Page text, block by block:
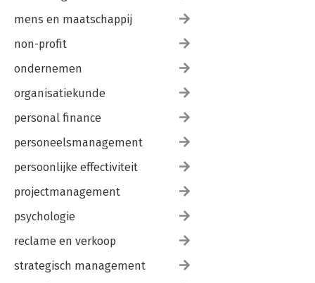
mens en maatschappij
non-profit
ondernemen
organisatiekunde
personal finance
personeelsmanagement
persoonlijke effectiviteit
projectmanagement
psychologie
reclame en verkoop
strategisch management